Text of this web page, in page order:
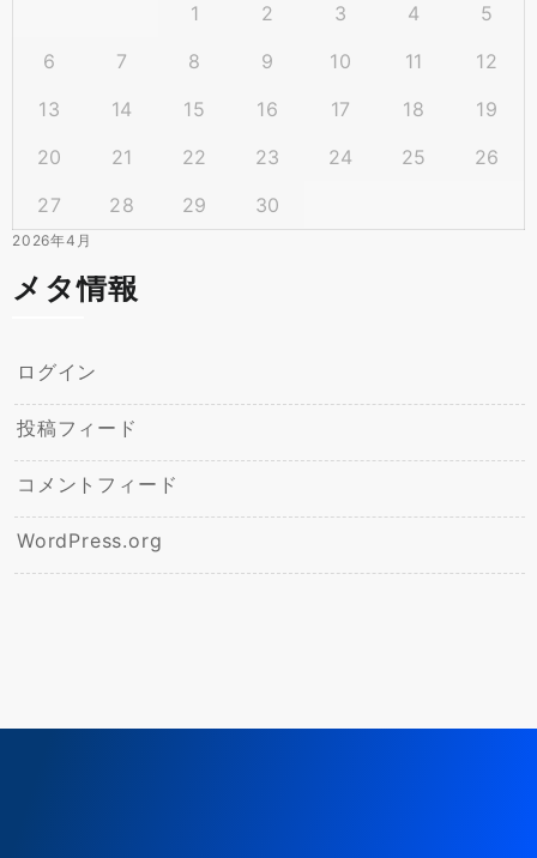
2026年4月
1 2 3 4
5
6
7 8 9 10 11
12
13
14 15 16 17 18
19
20
21 22 23 24 25
26
27
28 29 30
メタ情報
ログイン
投稿フィード
コメントフィード
WordPress.org